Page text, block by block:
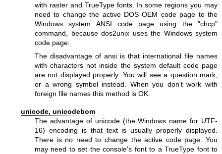
with raster and TrueType fonts. In some regions you may
need to change the active DOS OEM code page to the
Windows system ANSI code page using the "chcp"
command, because dos2unix uses the Windows system
code page.
The disadvantage of ansi is that international file names
with characters not inside the system default code page
are not displayed properly. You will see a question mark,
or a wrong symbol instead. When you don't work with
foreign file names this method is OK.
unicode, unicodebom
The advantage of unicode (the Windows name for UTF-
16) encoding is that text is usually properly displayed.
There is no need to change the active code page. You
may need to set the console's font to a TrueType font to